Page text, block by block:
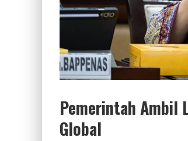
Pemerintah Ambil
Global